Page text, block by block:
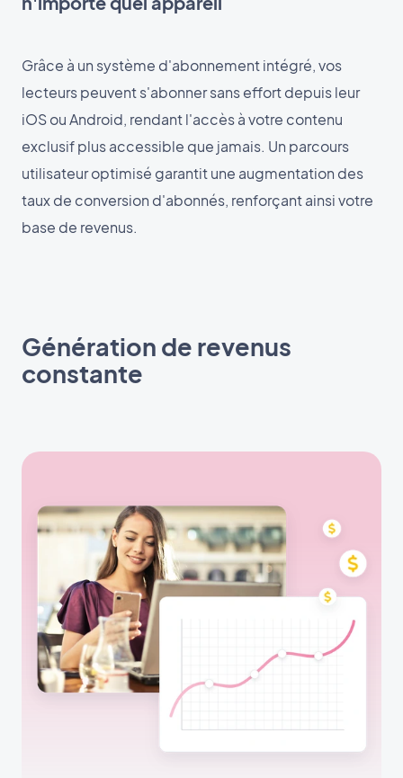
Grâce à un système d'abonnement intégré, vos
lecteurs peuvent s'abonner sans effort depuis leur
iOS ou Android, rendant l'accès à votre contenu
exclusif plus accessible que jamais. Un parcours
utilisateur optimisé garantit une augmentation des
taux de conversion d'abonnés, renforçant ainsi votre
base de revenus.
Génération de revenus
constante